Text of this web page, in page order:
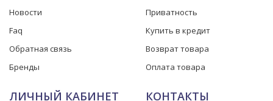
Новости
Faq
Обратная связь
Бренды
Приватность
Купить в кредит
Возврат товара
Оплата товара
ЛИЧНЫЙ КАБИНЕТ КОНТАКТЫ